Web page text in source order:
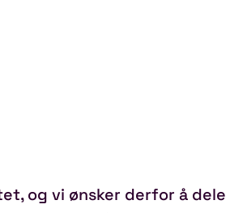
og vi ønsker derfor å dele